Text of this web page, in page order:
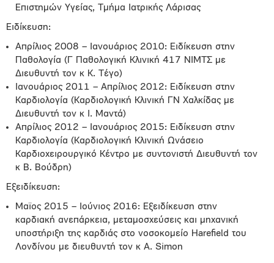
Επιστημών Υγείας, Τμήμα Ιατρικής Λάρισας
Ειδίκευση:
Απρίλιος 2008 – Ιανουάριος 2010: Ειδίκευση στην
Παθολογία (Γ Παθολογική Κλινική 417 ΝΙΜΤΣ με
Διευθυντή τον κ Κ. Τέγο)
Ιανουάριος 2011 – Απρίλιος 2012: Ειδίκευση στην
Καρδιολογία (Καρδιολογική Κλινική ΓΝ Χαλκίδας με
Διευθυντή τον κ Ι. Μαντά)
Απρίλιος 2012 – Ιανουάριος 2015: Ειδίκευση στην
Καρδιολογία (Καρδιολογική Κλινική Ωνάσειο
Καρδιοχειρουργικό Κέντρο με συντονιστή Διευθυντή τον
κ Β. Βούδρη)
Εξειδίκευση:
Μαϊος 2015 – Ιούνιος 2016: Εξειδίκευση στην
καρδιακή ανεπάρκεια, μεταμοσχεύσεις και μηχανική
υποστήριξη της καρδιάς στο νοσοκομείο Harefield του
Λονδίνου με διευθυντή τον κ A. Simon